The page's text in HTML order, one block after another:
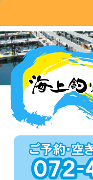
コ
ン
テ
ン